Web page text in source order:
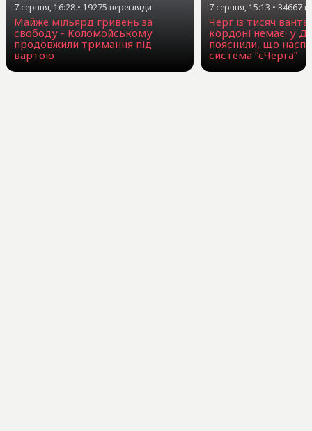
7 серпня, 16:28 • 19275 перегляди
Майже мільярд гривень за
свободу - Коломойському
продовжили тримання під
вартою
7 серпня, 15:13 • 34667
Черг із тисяч
кордоні немає: у
пояснили, що
система “єЧерга”